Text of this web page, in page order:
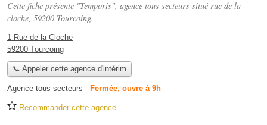
Cette fiche présente "Temporis", agence tous secteurs situé rue de la
cloche, 59200 Tourcoing.
1 Rue de la Cloche
59200 Tourcoing
📞 Appeler cette agence d'intérim
Agence tous secteurs - Fermée, ouvre à 9h
Recommander cette agence